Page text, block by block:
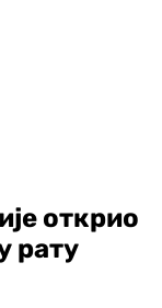
открио
рату